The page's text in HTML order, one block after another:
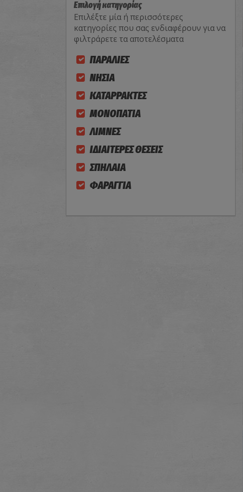
Επιλογή κατηγορίας
Επιλέξτε μία ή περισσότερες
κατηγορίες που σας ενδιαφέρουν για να
φιλτράρετε τα αποτελέσματα
ΠΑΡΑΛΙΕΣ
ΝΗΣΙΑ
ΚΑΤΑΡΡΑΚΤΕΣ
ΜΟΝΟΠΑΤΙΑ
ΛΙΜΝΕΣ
ΙΔΙΑΙΤΕΡΕΣ ΘΕΣΕΙΣ
ΣΠΗΛΑΙΑ
ΦΑΡΑΓΓΙΑ